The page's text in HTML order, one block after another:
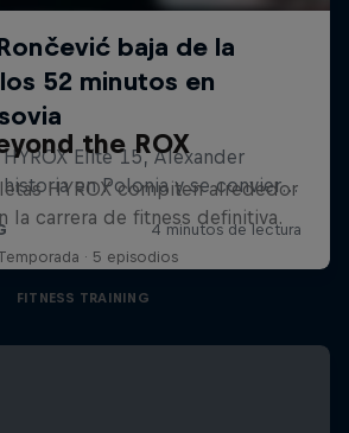
the ROX
HYROX compiten alrededor
la carrera de fitness definitiva.
· 5 episodios
FITNESS TRAINING